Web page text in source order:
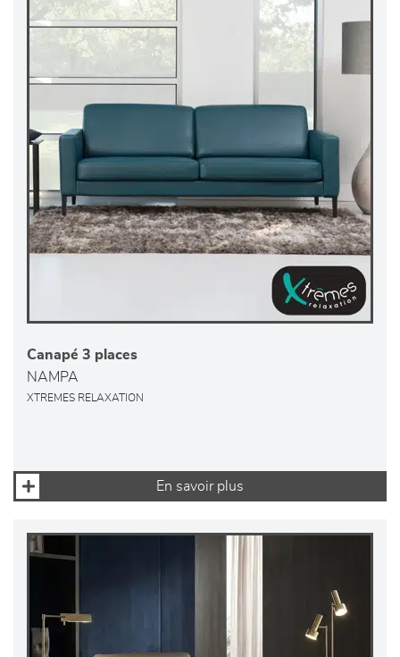
Canapé 3 places
NAMPA
XTREMES RELAXATION
En savoir plus